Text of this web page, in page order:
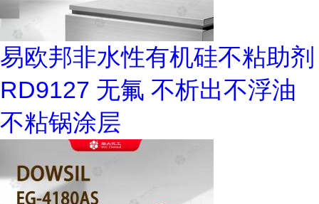
易欧邦非水性有机硅不粘助剂
RD9127 无氟 不析出不浮油
不粘锅涂层